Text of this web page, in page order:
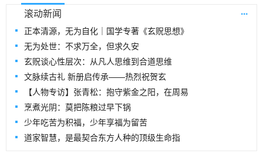
滚动新闻 ...
正本清源，无为自化｜国学专著《玄贶思想》
无为处世：不求万全，但求久安
玄贶谈心性层次：从凡人思维到合道思维
文脉续古礼 新册启传承——热烈祝贺玄
【人物专访】张青松：抱守紫金之阳，在周易
烹煮光阴：莫把陈粮过早下锅
少年吃苦为积福，少年享福为留苦
道家智慧，是最契合东方人种的顶级生命指